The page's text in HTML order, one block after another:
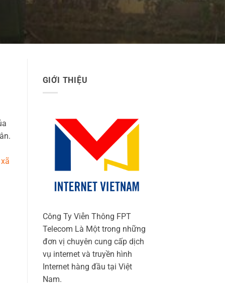
GIỚI THIỆU
Công Ty Viễn Thông FPT
Telecom Là Một trong những
đơn vị chuyên cung cấp dịch
vụ internet và truyền hình
Internet hàng đầu tại Việt
Nam.